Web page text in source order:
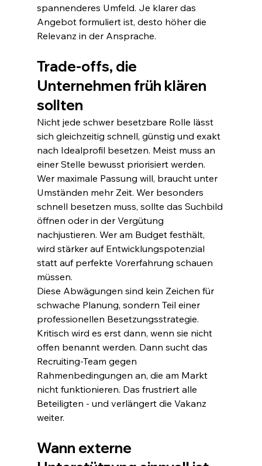
spannenderes Umfeld. Je klarer das
Angebot formuliert ist, desto höher die
Relevanz in der Ansprache.
Trade-offs, die
Unternehmen früh klären
sollten
Nicht jede schwer besetzbare Rolle lässt
sich gleichzeitig schnell, günstig und exakt
nach Idealprofil besetzen. Meist muss an
einer Stelle bewusst priorisiert werden.
Wer maximale Passung will, braucht unter
Umständen mehr Zeit. Wer besonders
schnell besetzen muss, sollte das Suchbild
öffnen oder in der Vergütung
nachjustieren. Wer am Budget festhält,
wird stärker auf Entwicklungspotenzial
statt auf perfekte Vorerfahrung schauen
müssen.
Diese Abwägungen sind kein Zeichen für
schwache Planung, sondern Teil einer
professionellen Besetzungsstrategie.
Kritisch wird es erst dann, wenn sie nicht
offen benannt werden. Dann sucht das
Recruiting-Team gegen
Rahmenbedingungen an, die am Markt
nicht funktionieren. Das frustriert alle
Beteiligten - und verlängert die Vakanz
weiter.
Wann externe